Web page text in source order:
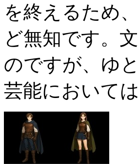
を終えるため
ど無知です。
のですが、ゆ
芸能において